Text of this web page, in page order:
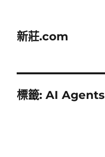
新莊.com
標籤:AI Agents